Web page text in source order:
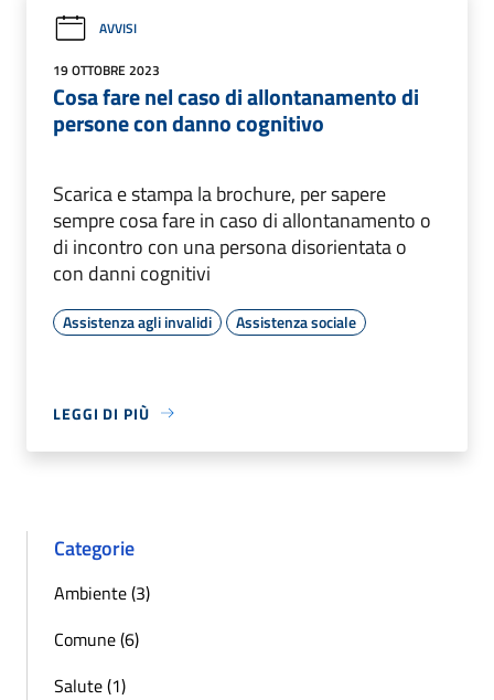
AVVISI
19 OTTOBRE 2023
Cosa fare nel caso di allontanamento di
persone con danno cognitivo
Scarica e stampa la brochure, per sapere
sempre cosa fare in caso di allontanamento o
di incontro con una persona disorientata o
con danni cognitivi
Assistenza agli invalidi Assistenza sociale
LEGGI DI PIÙ
Categorie
Ambiente (3)
Comune (6)
Salute (1)